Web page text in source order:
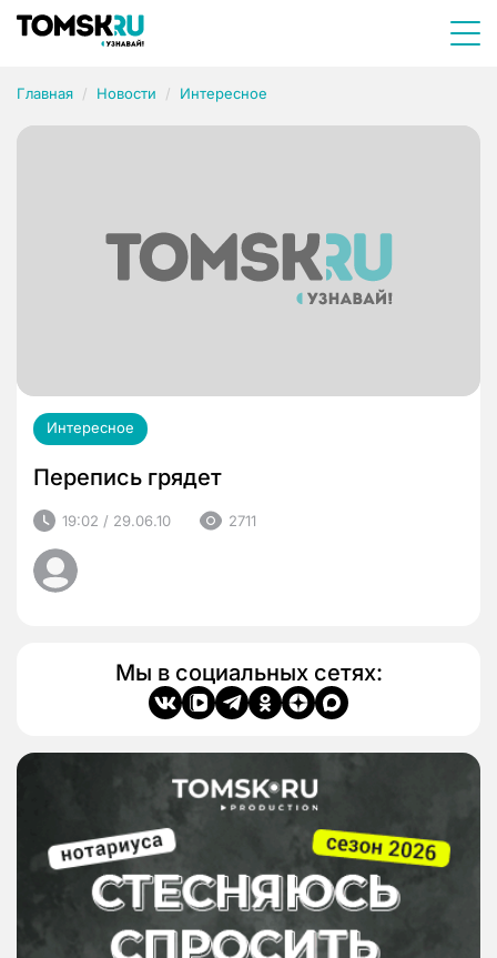
Главная Новости Интересное
Интересное
Перепись грядет
19:02 / 29.06.10 2711
Мы в социальных сетях: